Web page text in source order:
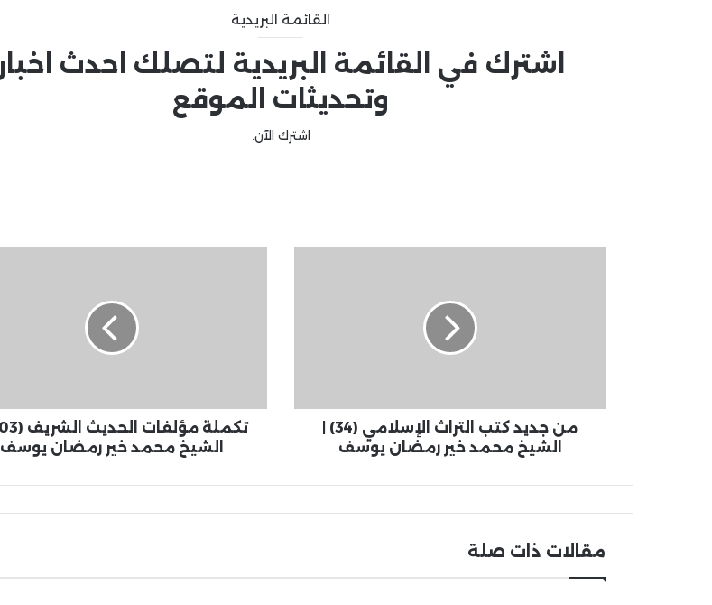
القائمة البريدية
اشترك في القائمة البريدية لتصلك احدث اخبار
وتحديثات الموقع
اشترك الآن.
من جديد كتب التراث الإسلامي (34) |
الشيخ محمد خير رمضان يوسف
الشيخ محمد خير رمضان يوسف
مقالات ذات صلة